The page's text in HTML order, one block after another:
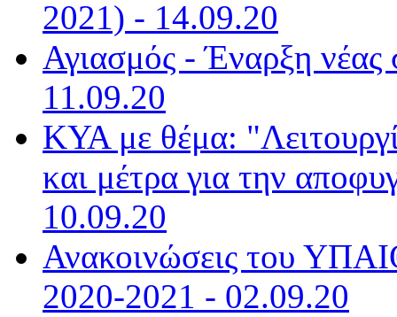
2021) - 14.09.20
Αγιασμός - Έναρξη νέας
11.09.20
ΚΥΑ με θέμα:
και μέτρα για την
10.09.20
Ανακοινώσεις του
2020-2021 - 02.09.20